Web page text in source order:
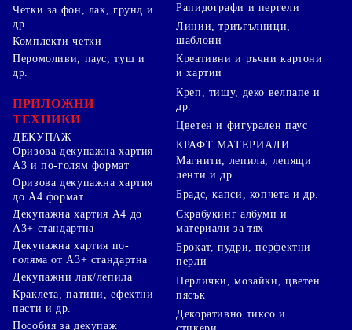
Четки за фон, лак, грунд и
др.
Комплекти четки
Рапидографи и пергели
Линии, триъгълници,
шаблони
Перомоливи, паус, туш и
др.
ПРИЛОЖНИ
ТЕХНИКИ
ДЕКУПАЖ
Оризова декупажна хартия
А3 и по-голям формат
Оризова декупажна хартия
до А4 формат
Декупажна хартия А4 до
А3+ стандартна
Декупажна хартия по-
голяма от А3+ стандартна
Декупажни лак/лепила
Краклета, патини, ефектни
пасти и др.
Пособия за декупаж
Креативни и ръчни картони
и хартии
Креп, тишу, деко велпапе и
др.
Цветен и фигурален паус
КРАФТ МАТЕРИАЛИ
Магнити, лепила, лепящи
ленти и др.
Брадс, капси, копчета и др.
Скрабукинг албуми и
материали за тях
Брокат, пудри, перфектни
перли
Перлички, мозайки, цветен
пясък
Декоративно тиксо и